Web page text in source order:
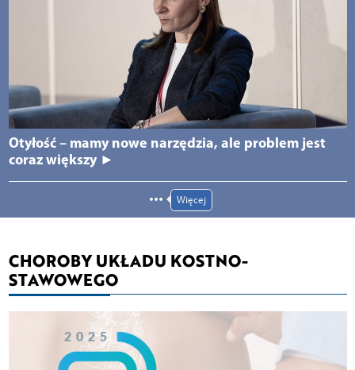
Otyłość – mamy nowe narzędzia, ale problem jest
coraz większy ►
Więcej
CHOROBY UKŁADU KOSTNO-
STAWOWEGO